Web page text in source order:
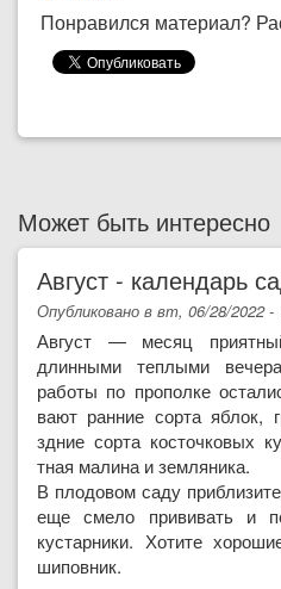
Понравился материал?
Может быть интересно
Август - календарь
Опубликовано в вт, 06/28/2022 -
Август — месяц
длинными теплыми
работы по прополке
вают ранние сорта яблок,
здние сорта косточковых
тная малина и земляника.
В плодовом саду
еще смело приви­вать и
кустарники. Хоти­те
шиповник.